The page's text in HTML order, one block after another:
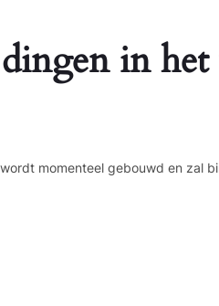
in het
momenteel gebouwd en zal